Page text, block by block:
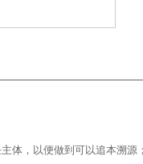
体，以便做到可以追本溯源；